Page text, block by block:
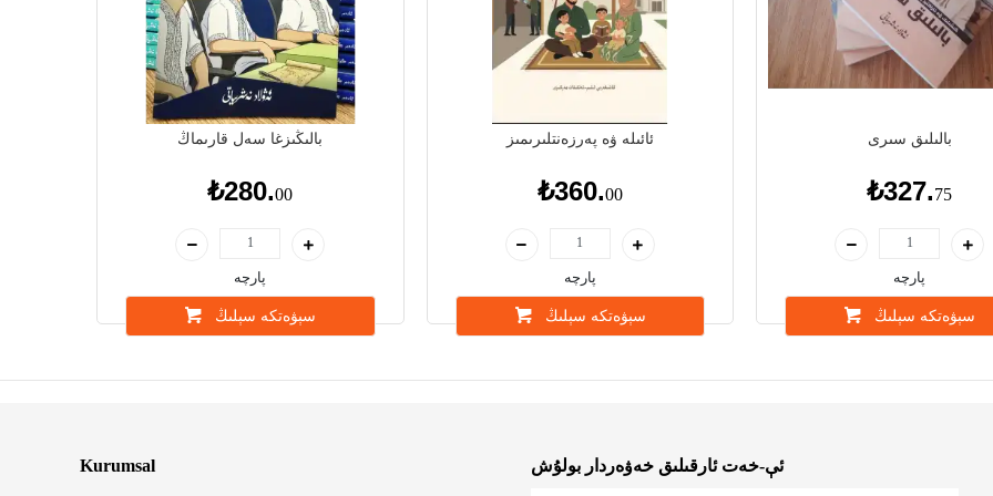
بالىڭىزغا سەل قارىماڭ
₺280.00
پارچە
سېۋەتكە سېلىڭ
ئائىلە ۋە پەرزەنتلىرىمىز
₺360.00
پارچە
سېۋەتكە سېلىڭ
بالىلىق سىرى
₺327.75
پارچە
سېۋەتكە سېلىڭ
ئې-خەت ئارقىلىق خەۋەردار بولۇش Kurumsal